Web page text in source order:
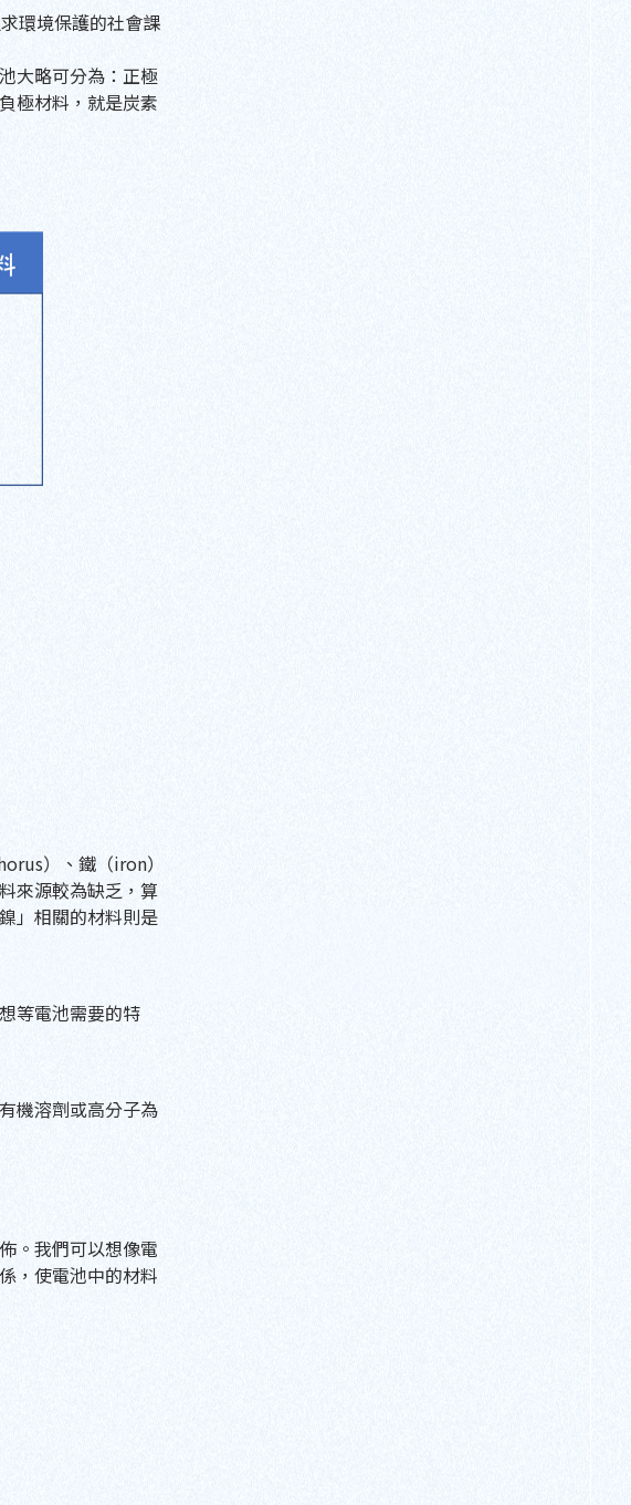
環境保護的社會課
大略可分為：正極
極材料，就是炭素
）、鐵（iron）
來源較為缺乏，算
」相關的材料則是
等電池需要的特
機溶劑或高分子為
。我們可以想像電
，使電池中的材料